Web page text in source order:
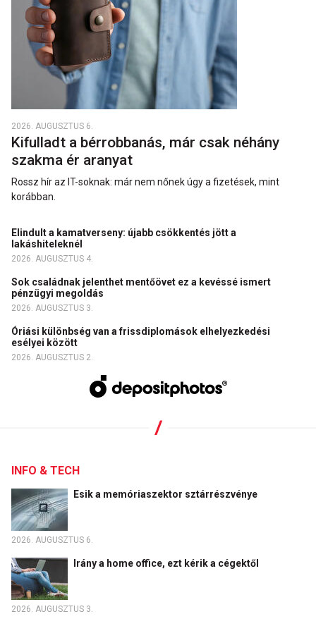
2026. AUGUSZTUS 6.
Kifulladt a bérrobbanás, már csak néhány
szakma ér aranyat
Rossz hír az IT-soknak: már nem nőnek úgy a fizetések, mint
korábban.
Elindult a kamatverseny: újabb csökkentés jött a
lakáshiteleknél
2026. AUGUSZTUS 4.
Sok családnak jelenthet mentőövet ez a kevéssé ismert
pénzügyi megoldás
2026. AUGUSZTUS 3.
Óriási különbség van a frissdiplomások elhelyezkedési
esélyei között
2026. AUGUSZTUS 2.
INFO & TECH
Esik a memóriaszektor sztárrészvénye
2026. AUGUSZTUS 6.
Irány a home office, ezt kérik a cégektől
2026. AUGUSZTUS 3.